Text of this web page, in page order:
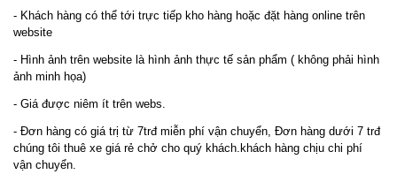
- Khách hàng có thể tới trực tiếp kho hàng hoặc đặt hàng online trên
website
- Hình ảnh trên website là hình ảnh thực tế sản phẩm ( không phải hình
ảnh minh họa)
- Giá được niêm ít trên webs.
- Đơn hàng có giá trị từ 7trđ miễn phí vận chuyển, Đơn hàng dưới 7 trđ
chúng tôi thuê xe giá rẻ chở cho quý khách.khách hàng chịu chi phí
vận chuyển.